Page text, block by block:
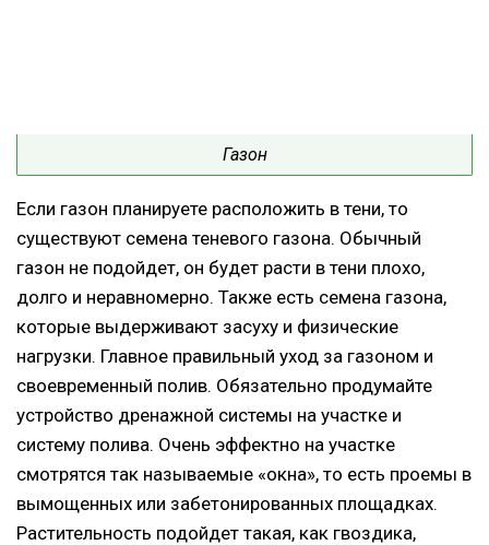
Газон
Если газон планируете расположить в тени, то
существуют семена теневого газона. Обычный
газон не подойдет, он будет расти в тени плохо,
долго и неравномерно. Также есть семена газона,
которые выдерживают засуху и физические
нагрузки. Главное правильный уход за газоном и
своевременный полив. Обязательно продумайте
устройство дренажной системы на участке и
систему полива. Очень эффектно на участке
смотрятся так называемые «окна», то есть проемы в
вымощенных или забетонированных площадках.
Растительность подойдет такая, как гвоздика,